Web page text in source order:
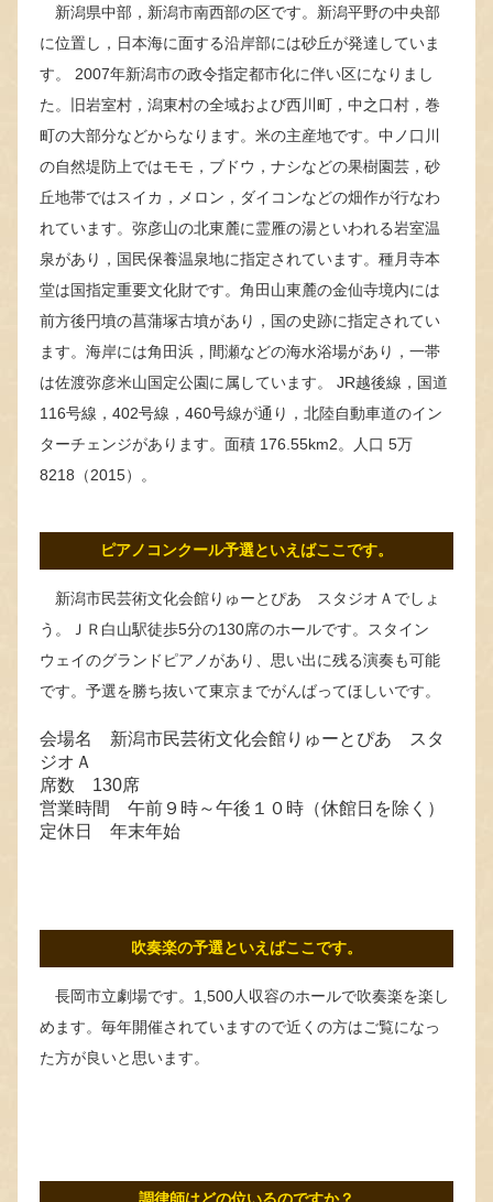
新潟県中部，新潟市南西部の区です。新潟平野の中央部
に位置し，日本海に面する沿岸部には砂丘が発達していま
す。 2007年新潟市の政令指定都市化に伴い区になりまし
た。旧岩室村，潟東村の全域および西川町，中之口村，巻
町の大部分などからなります。米の主産地です。中ノ口川
の自然堤防上ではモモ，ブドウ，ナシなどの果樹園芸，砂
丘地帯ではスイカ，メロン，ダイコンなどの畑作が行なわ
れています。弥彦山の北東麓に霊雁の湯といわれる岩室温
泉があり，国民保養温泉地に指定されています。種月寺本
堂は国指定重要文化財です。角田山東麓の金仙寺境内には
前方後円墳の菖蒲塚古墳があり，国の史跡に指定されてい
ます。海岸には角田浜，間瀬などの海水浴場があり，一帯
は佐渡弥彦米山国定公園に属しています。 JR越後線，国道
116号線，402号線，460号線が通り，北陸自動車道のイン
ターチェンジがあります。面積 176.55km2。人口 5万
8218（2015）。
ピアノコンクール予選といえばここです。
新潟市民芸術文化会館りゅーとぴあ スタジオＡでしょ
う。ＪＲ白山駅徒歩5分の130席のホールです。スタイン
ウェイのグランドピアノがあり、思い出に残る演奏も可能
です。予選を勝ち抜いて東京までがんばってほしいです。
会場名 新潟市民芸術文化会館りゅーとぴあ スタ
ジオＡ
席数 130席
営業時間 午前９時～午後１０時（休館日を除く）
定休日 年末年始
吹奏楽の予選といえばここです。
長岡市立劇場です。1,500人収容のホールで吹奏楽を楽し
めます。毎年開催されていますので近くの方はご覧になっ
た方が良いと思います。